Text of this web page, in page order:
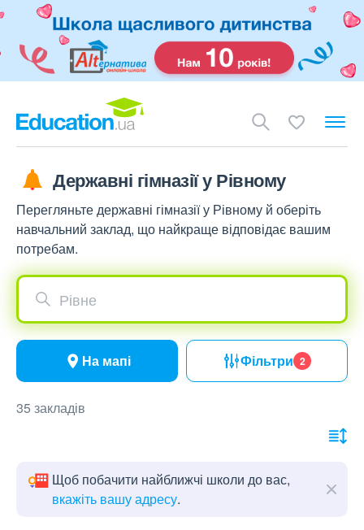
Державні гімназії у Рівному
Перегляньте державні гімназії у Рівному й оберіть
навчальний заклад, що найкраще відповідає вашим
потребам.
Рівне
На мапі Фільтри 2
35 закладів
Щоб побачити найближчі школи до вас,
вкажіть вашу адресу.